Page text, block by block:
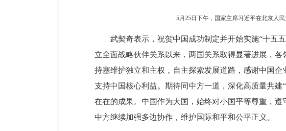
5月25日下午，国家主席习近平在北京人
武契奇表示，祝贺中国成功制定并开始实施“十五
立全面战略伙伴关系以来，两国关系取得显著进展，
持塞维护独立和主权，自主探索发展道路，感谢中国
支持中国核心利益。期待同中方一道，深化高质量共
在在的成果。中国作为大国，始终对小国平等尊重，
中方继续加强多边协作，维护国际和平和公平正义。